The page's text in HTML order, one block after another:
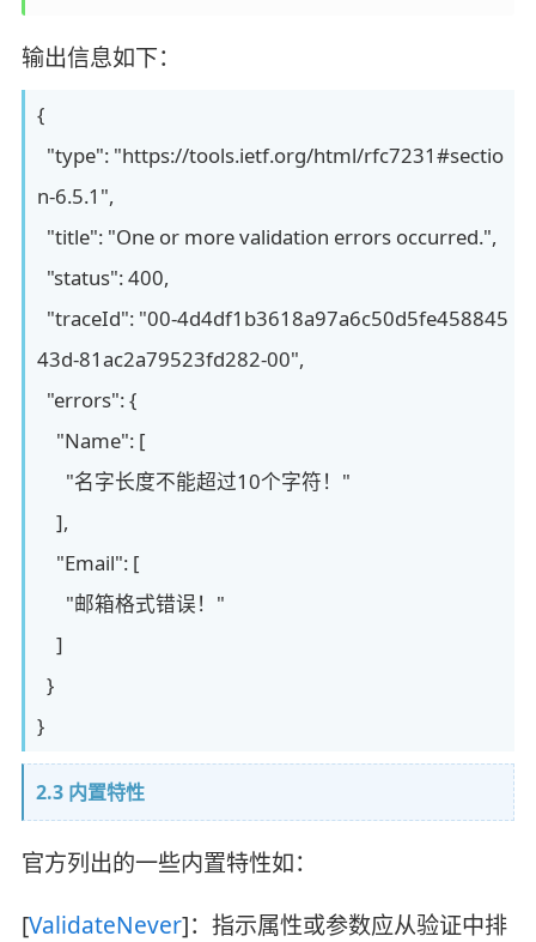
输出信息如下：
{
"type": "https://tools.ietf.org/html/rfc7231#sectio
n-6.5.1",
"title": "One or more validation errors occurred.",
"status": 400,
"traceId": "00-4d4df1b3618a97a6c50d5fe458845
43d-81ac2a79523fd282-00",
"errors": {
"Name": [
"名字长度不能超过10个字符！"
],
"Email": [
"邮箱格式错误！"
]
}
}
2.3 内置特性
官方列出的一些内置特性如：
[ValidateNever]：指示属性或参数应从验证中排